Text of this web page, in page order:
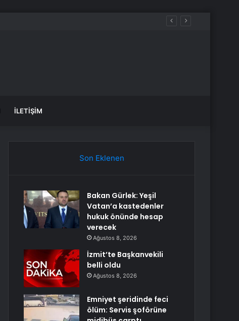
İLETIŞIM
Son Eklenen
Bakan Gürlek: Yeşil
Vatan’a kastedenler
hukuk önünde hesap
verecek
Ağustos 8, 2026
İzmit’te Başkanvekili
belli oldu
Ağustos 8, 2026
Emniyet şeridinde feci
ölüm: Servis şoförüne